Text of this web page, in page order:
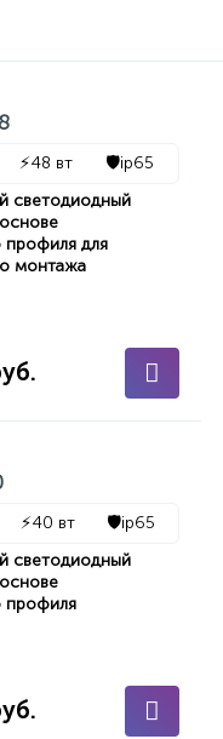
⚡48 вт 🛡️ip65
светодиодный
для
монтажа
⚡40 вт 🛡️ip65
светодиодный
профиля